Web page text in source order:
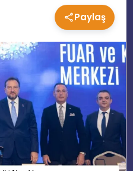
Paylaş